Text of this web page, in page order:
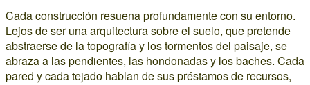
Cada construcción resuena profundamente con su entorno.
Lejos de ser una arquitectura sobre el suelo, que pretende
abstraerse de la topografía y los tormentos del paisaje, se
abraza a las pendientes, las hondonadas y los baches. Cada
pared y cada tejado hablan de sus préstamos de recursos,